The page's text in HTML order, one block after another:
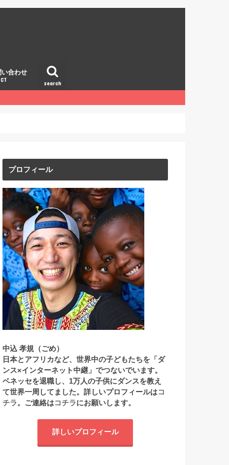
search
い合わせ
プロフィール
中込 孝規（ごめ）
日本とアフリカなど、世界中の子どもたちを「ダ
ンス×インターネット中継」でつないでいます。
ベネッセを退職し、1万人の子供にダンスを教え
て世界一周してました。詳しいプロフィールはコ
チラ。ご連絡はコチラにお願いします。
詳しいプロフィール